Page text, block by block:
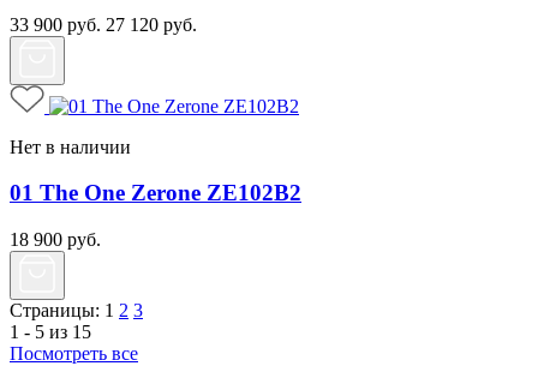
33 900 руб. 27 120 руб.
Нет в наличии
01 The One Zerone ZE102B2
18 900 руб.
Страницы: 1 2 3
1 - 5 из 15
Посмотреть все